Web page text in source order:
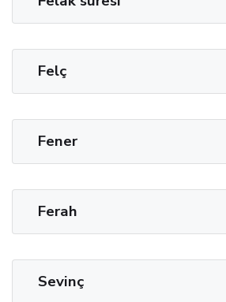
Felç
Fener
Ferah
Sevinç